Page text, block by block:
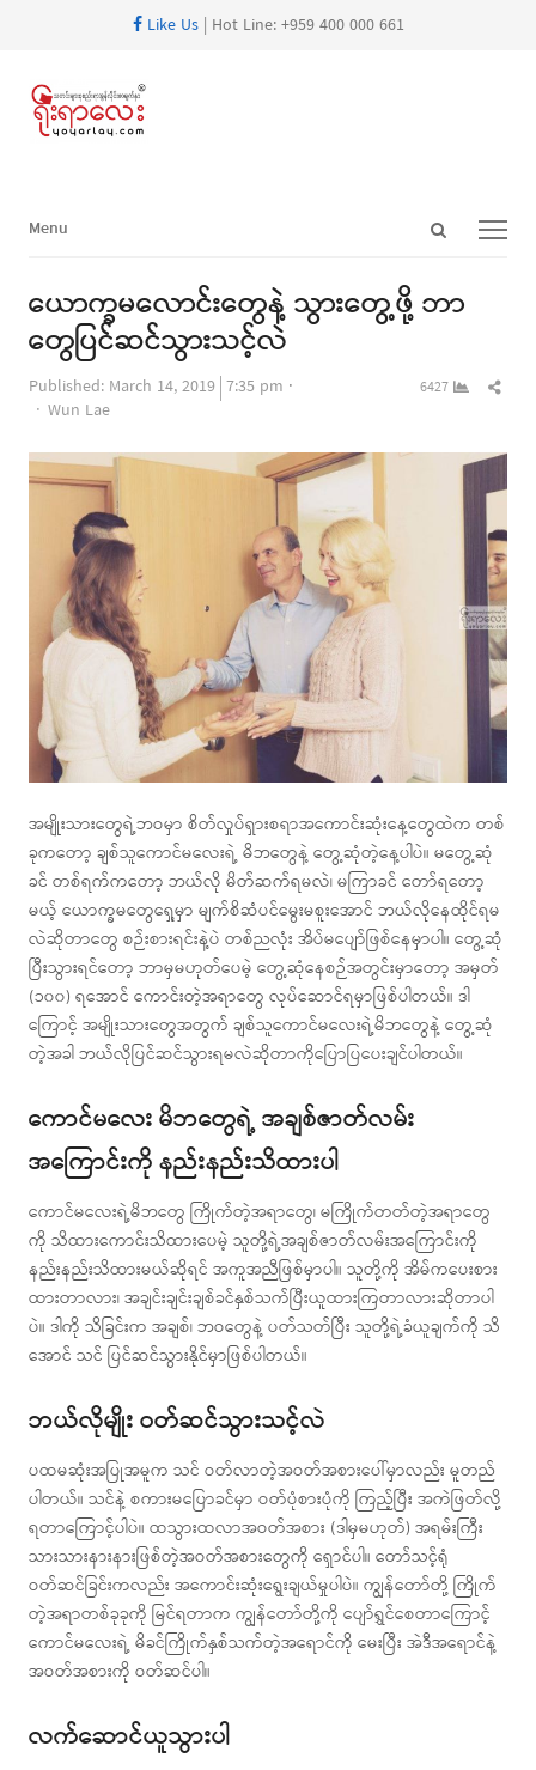
Like Us| Hot Line: +959 400 000 661
Open
Menu
Menu
ယောက္ခမလောင်းတွေနဲ့ သွားတွေ့ဖို့ ဘာ
တွေပြင်ဆင်သွားသင့်လဲ
Published: March 14, 2019 7:35 pm
Author
Wun Lae
6427
အမျိုးသားတွေရဲ့ဘဝမှာ စိတ်လှုပ်ရှားစရာအကောင်းဆုံးနေ့တွေထဲက တစ်
ခုကတော့ ချစ်သူကောင်မလေးရဲ့ မိဘတွေနဲ့ တွေ့ဆုံတဲ့နေ့ပါပဲ။ မတွေ့ဆုံ
ခင် တစ်ရက်ကတော့ ဘယ်လို မိတ်ဆက်ရမလဲ၊ မကြာခင် တော်ရတော့
မယ့် ယောက္ခမတွေရှေ့မှာ မျက်စိဆံပင်မွေးမစူးအောင် ဘယ်လိုနေထိုင်ရမ
လဲဆိုတာတွေ စဉ်းစားရင်းနဲ့ပဲ တစ်ညလုံး အိပ်မပျော်ဖြစ်နေမှာပါ။ တွေ့ဆုံ
ပြီးသွားရင်တော့ ဘာမှမဟုတ်ပေမဲ့ တွေ့ဆုံနေစဉ်အတွင်းမှာတော့ အမှတ်
(၁၀၀) ရအောင် ကောင်းတဲ့အရာတွေ လုပ်ဆောင်ရမှာဖြစ်ပါတယ်။ ဒါ
ကြောင့် အမျိုးသားတွေအတွက် ချစ်သူကောင်မလေးရဲ့မိဘတွေနဲ့ တွေ့ဆုံ
တဲ့အခါ ဘယ်လိုပြင်ဆင်သွားရမလဲဆိုတာကိုပြောပြပေးချင်ပါတယ်။
ကောင်မလေး မိဘတွေရဲ့ အချစ်ဇာတ်လမ်း
အကြောင်းကို နည်းနည်းသိထားပါ
ကောင်မလေးရဲ့မိဘတွေ ကြိုက်တဲ့အရာတွေ၊ မကြိုက်တတ်တဲ့အရာတွေ
ကို သိထားကောင်းသိထားပေမဲ့ သူတို့ရဲ့အချစ်ဇာတ်လမ်းအကြောင်းကို
နည်းနည်းသိထားမယ်ဆိုရင် အကူအညီဖြစ်မှာပါ။ သူတို့ကို အိမ်ကပေးစား
ထားတာလား၊ အချင်းချင်းချစ်ခင်နှစ်သက်ပြီးယူထားကြတာလားဆိုတာပါ
ပဲ။ ဒါကို သိခြင်းက အချစ်၊ ဘဝတွေနဲ့ ပတ်သတ်ပြီး သူတို့ရဲ့ခံယူချက်ကို သိ
အောင် သင် ပြင်ဆင်သွားနိုင်မှာဖြစ်ပါတယ်။
ဘယ်လိုမျိုး ဝတ်ဆင်သွားသင့်လဲ
ပထမဆုံးအပြုအမူက သင် ဝတ်လာတဲ့အဝတ်အစားပေါ်မှာလည်း မူတည်
ပါတယ်။ သင်နဲ့ စကားမပြောခင်မှာ ဝတ်ပုံစားပုံကို ကြည့်ပြီး အကဲဖြတ်လို့
ရတာကြောင့်ပါပဲ။ ထသွားထလာအဝတ်အစား (ဒါမှမဟုတ်) အရမ်းကြီး
သားသားနားနားဖြစ်တဲ့အဝတ်အစားတွေကို ရှောင်ပါ။ တော်သင့်ရုံ
ဝတ်ဆင်ခြင်းကလည်း အကောင်းဆုံးရွေးချယ်မှုပါပဲ။ ကျွန်တော်တို့ ကြိုက်
တဲ့အရာတစ်ခုခုကို မြင်ရတာက ကျွန်တော်တို့ကို ပျော်ရွှင်စေတာကြောင့်
ကောင်မလေးရဲ့ မိခင်ကြိုက်နှစ်သက်တဲ့အရောင်ကို မေးပြီး အဲဒီအရောင်နဲ့
အဝတ်အစားကို ဝတ်ဆင်ပါ။
လက်ဆောင်ယူသွားပါ